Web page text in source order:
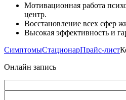
Мотивационная работа
центр.
Восстановление всех сфер
Высокая эффективность и
СимптомыСтационарПрайс-лист
Онлайн запись